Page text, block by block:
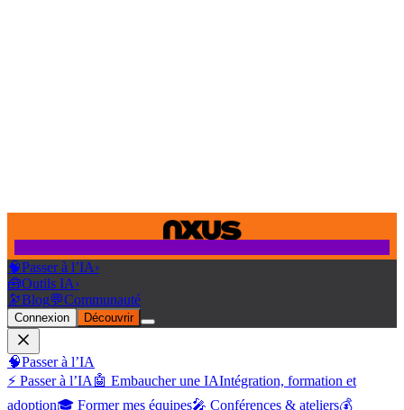
🧠Passer à l’IA›
🧰Outils IA›
🔭Blog💬Communauté
Connexion Découvrir
🧠Passer à l’IA
⚡ Passer à l’IA 🤖 Embaucher une IAIntégration, formation et
adoption🎓 Former mes équipes🎤 Conférences & ateliers💰